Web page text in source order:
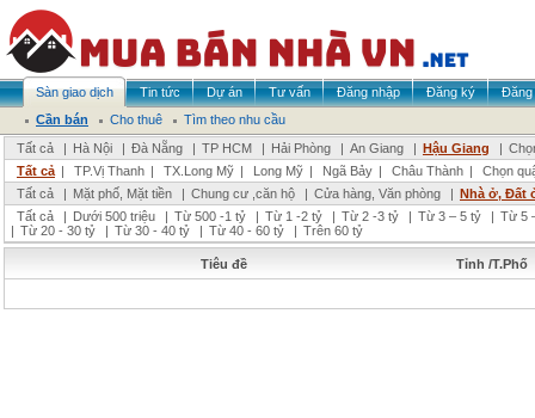
Sàn giao dịch Tin tức Dự án Tư vấn Đăng nhập Đăng ký
Đăng
Cần bán
Cho thuê
Tìm theo nhu cầu
Tất cả
| Hà Nội | Đà Nẵng | TP HCM | Hải Phòng | An Giang | Hậu Giang |
Tất cả | TP.Vị Thanh | TX.Long Mỹ | Long Mỹ | Ngã Bảy | Châu Thành |
Chọn
Tất cả
| Mặt phố, Mặt tiền | Chung cư ,căn hộ | Cửa hàng, Văn phòng | Nhà ở, Đất
Tất cả
| Dưới 500 triệu | Từ 500 -1 tỷ | Từ 1 -2 tỷ | Từ 2 -3 tỷ | Từ 3 – 5 tỷ | Từ 5
| Từ 20 - 30 tỷ | Từ 30 - 40 tỷ | Từ 40 - 60 tỷ | Trên 60 tỷ
Tiêu đề Tỉnh /T.Phố